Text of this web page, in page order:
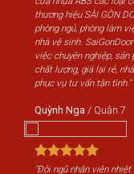
thương hiệu SÀI GÒN
phòng ngủ, phòng làm
nhà vệ sinh.
việc chuyên nghiệp, sản
chất lượng, giá lại rẻ,
phục vụ tư vấn tận tình."
Quỳnh Nga / Quận 7
"Đội ngũ nhân viên